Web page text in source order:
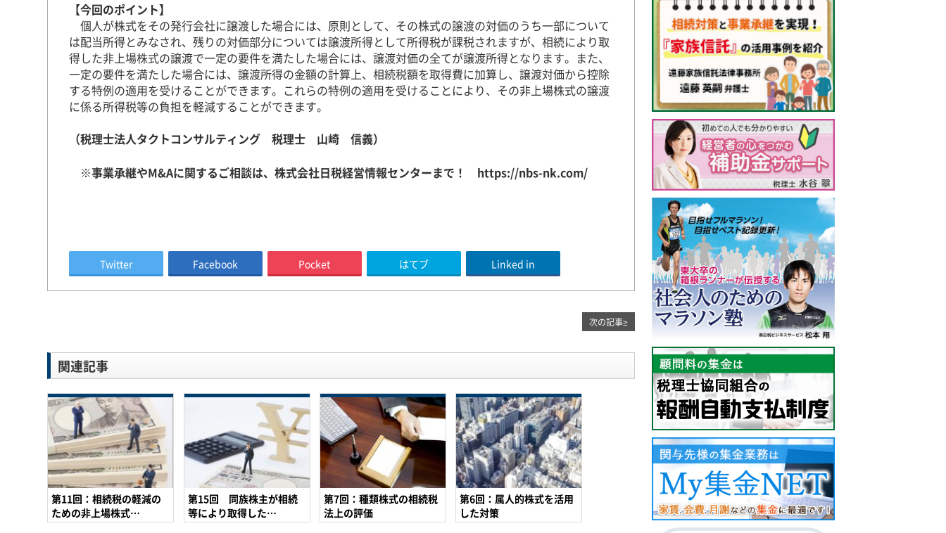
【今回のポイント】
個人が株式をその発行会社に譲渡した場合には、原則として、その株式の譲渡の対価のうち一部について
は配当所得とみなされ、残りの対価部分については譲渡所得として所得税が課税されますが、相続により取
得した非上場株式の譲渡で一定の要件を満たした場合には、譲渡対価の全てが譲渡所得となります。また、
一定の要件を満たした場合には、譲渡所得の金額の計算上、相続税額を取得費に加算し、譲渡対価から控除
する特例の適用を受けることができます。これらの特例の適用を受けることにより、その非上場株式の譲渡
に係る所得税等の負担を軽減することができます。
（税理士法人タクトコンサルティング 税理士 山崎 信義）
※事業承継やM&Aに関するご相談は、株式会社日税経営情報センターまで！ https://nbs-nk.com/
Twitter Facebook Pocket はてブ Linked in
次の記事≥
関連記事
第11回：相続税の軽減の
ための非上場株式…
第15回 同族株主が相続
等により取得した…
第7回：種類株式の相続税
法上の評価
第6回：属人的株式を活用
した対策